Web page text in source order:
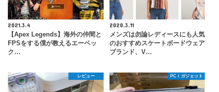
2021.3.4
【Apex Legends】海外の仲間と
FPSをする僕が教えるエーペッ
ク…
2020.3.11
メンズは勿論レディースにも人気
のおすすめスケートボードウェア
ブランド、V…
レビュー PC / ガジェット